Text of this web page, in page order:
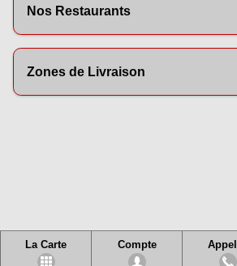
Nos Restaurants
Zones de Livraison
La Carte Compte